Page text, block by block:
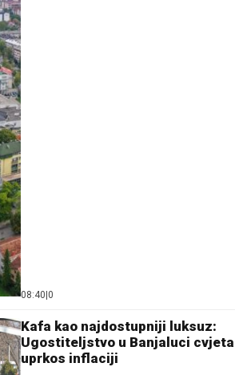
08:40 0
Kafa kao najdostupniji luksuz:
Ugostiteljstvo u Banjaluci cvjeta
uprkos inflaciji